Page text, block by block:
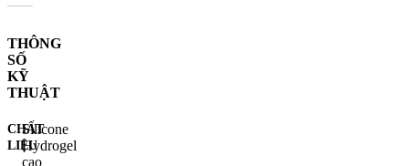
THÔNG
SỐ
KỸ
THUẬT
CHẤT
LIỆU
Silicone
Hydrogel
cao